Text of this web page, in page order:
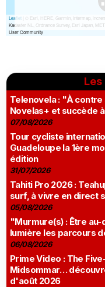
Les
Telenovela : "À
Novelas+ et succède
07/08/2026
Tour cycliste
Guadeloupe la 1ère
édition
31/07/2026
Tahiti Pro 2026 :
surf, à vivre en direct
05/08/2026
"Murmure(s) : Être
lumière les parcours
06/08/2026
Prime Video : The
Midsommar…
d'août 2026